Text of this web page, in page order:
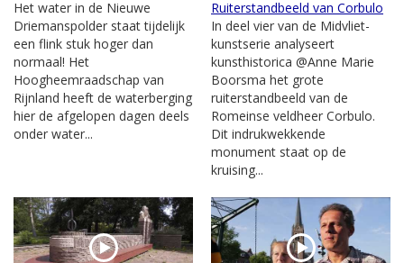
Het water in de Nieuwe
Driemanspolder staat tijdelijk
een flink stuk hoger dan
normaal! Het
Hoogheemraadschap van
Rijnland heeft de waterberging
hier de afgelopen dagen deels
onder water...
Ruiterstandbeeld van Corbulo
In deel vier van de Midvliet-
kunstserie analyseert
kunsthistorica @Anne Marie
Boorsma het grote
ruiterstandbeeld van de
Romeinse veldheer Corbulo.
Dit indrukwekkende
monument staat op de
kruising...